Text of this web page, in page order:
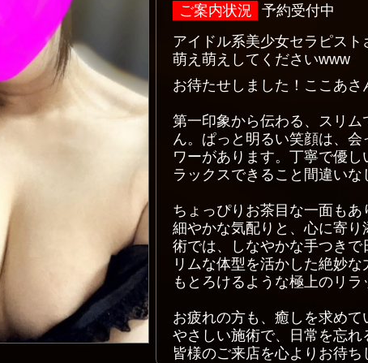
ご案内状況
予約受付中
アイドル系美少女セラピスト
萌え萌えしてくださいwww
お待たせしました！ここあさ
第一印象から伝わる、スリ
ん。ぱっと明るい笑顔は、
ワーがあります。丁寧で優
ラックスできること間違いな
ちょっぴりお茶目な一面もあ
細やかな気配りと、心に寄
術では、しなやかな手つき
リムな体型を活かした絶妙
もとろけるような極上のリラ
お疲れの方も、癒しを求め
やさしい施術で、日常を忘れ
皆様のご来店を心よりお待ち